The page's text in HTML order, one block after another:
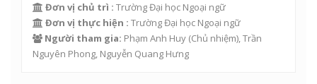
Đơn vị chủ trì : Trường Đại học Ngoại ngữ
Đơn vị thực hiện : Trường Đại học Ngoại ngữ
Người tham gia: Phạm Anh Huy (Chủ nhiệm),Trần
Nguyên Phong, Nguyễn Quang Hưng